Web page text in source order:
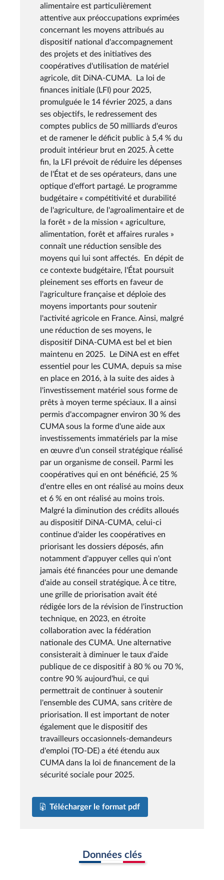
alimentaire est particulièrement
attentive aux préoccupations exprimées
concernant les moyens attribués au
dispositif national d'accompagnement
des projets et des initiatives des
coopératives d'utilisation de matériel
agricole, dit DiNA-CUMA. La loi de
finances initiale (LFI) pour 2025,
promulguée le 14 février 2025, a dans
ses objectifs, le redressement des
comptes publics de 50 milliards d'euros
et de ramener le déficit public à 5,4 % du
produit intérieur brut en 2025. À cette
fin, la LFI prévoit de réduire les dépenses
de l'État et de ses opérateurs, dans une
optique d'effort partagé. Le programme
budgétaire « compétitivité et durabilité
de l'agriculture, de l'agroalimentaire et de
la forêt » de la mission « agriculture,
alimentation, forêt et affaires rurales »
connaît une réduction sensible des
moyens qui lui sont affectés. En dépit de
ce contexte budgétaire, l'État poursuit
pleinement ses efforts en faveur de
l'agriculture française et déploie des
moyens importants pour soutenir
l'activité agricole en France. Ainsi, malgré
une réduction de ses moyens, le
dispositif DiNA-CUMA est bel et bien
maintenu en 2025. Le DiNA est en effet
essentiel pour les CUMA, depuis sa mise
en place en 2016, à la suite des aides à
l'investissement matériel sous forme de
prêts à moyen terme spéciaux. Il a ainsi
permis d'accompagner environ 30 % des
CUMA sous la forme d'une aide aux
investissements immatériels par la mise
en œuvre d'un conseil stratégique réalisé
par un organisme de conseil. Parmi les
coopératives qui en ont bénéficié, 25 %
d'entre elles en ont réalisé au moins deux
et 6 % en ont réalisé au moins trois.
Malgré la diminution des crédits alloués
au dispositif DiNA-CUMA, celui-ci
continue d'aider les coopératives en
priorisant les dossiers déposés, afin
notamment d'appuyer celles qui n'ont
jamais été financées pour une demande
d'aide au conseil stratégique. À ce titre,
une grille de priorisation avait été
rédigée lors de la révision de l'instruction
technique, en 2023, en étroite
collaboration avec la fédération
nationale des CUMA. Une alternative
consisterait à diminuer le taux d'aide
publique de ce dispositif à 80 % ou 70 %,
contre 90 % aujourd'hui, ce qui
permettrait de continuer à soutenir
l'ensemble des CUMA, sans critère de
priorisation. Il est important de noter
également que le dispositif des
travailleurs occasionnels-demandeurs
d'emploi (TO-DE) a été étendu aux
CUMA dans la loi de financement de la
sécurité sociale pour 2025.
Télécharger le format pdf
Données clés